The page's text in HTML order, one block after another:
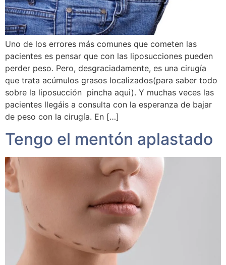
Uno de los errores más comunes que cometen las
pacientes es pensar que con las liposucciones pueden
perder peso. Pero, desgraciadamente, es una cirugía
que trata acúmulos grasos localizados(para saber todo
sobre la liposucción pincha aqui). Y muchas veces las
pacientes llegáis a consulta con la esperanza de bajar
de peso con la cirugía. En […]
Tengo el mentón aplastado